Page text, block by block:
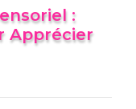
:
Apprécier